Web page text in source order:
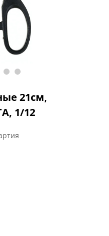
21см,
1/12